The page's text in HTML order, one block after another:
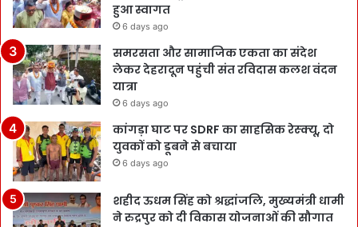
हुआ स्वागत
6 days ago
समरसता और सामाजिक एकता का संदेश
लेकर देहरादून पहुंची संत रविदास कलश वंदन
यात्रा
6 days ago
कांगड़ा घाट पर SDRF का साहसिक रेस्क्यू, दो
युवकों को डूबने से बचाया
6 days ago
शहीद ऊधम सिंह को श्रद्धांजलि, मुख्यमंत्री धामी
ने रुद्रपुर को दी विकास योजनाओं की सौगात